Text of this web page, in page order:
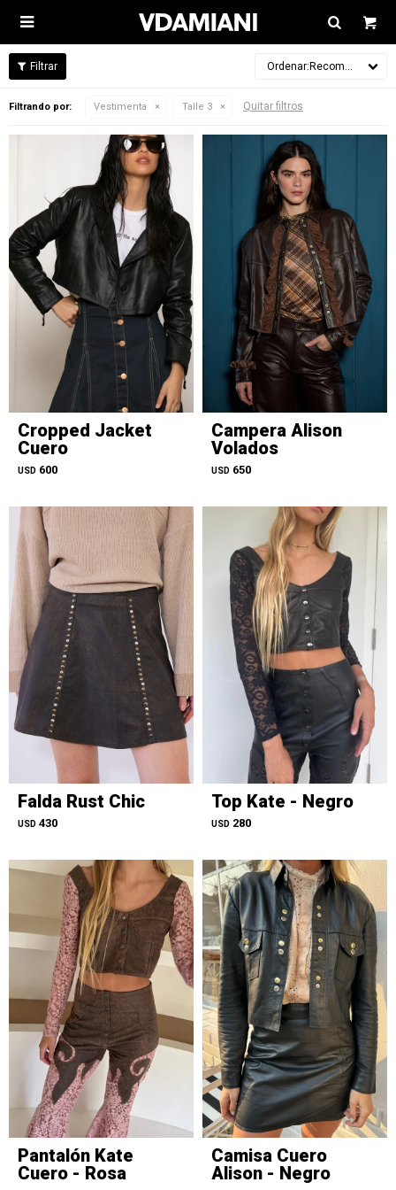

Recomendados
Filtrando por: Vestimenta Talle 3 Quitar filtros
Cropped Jacket
Cuero
USD 600
Campera Alison
Volados
USD 650
Falda Rust Chic
USD 430
Top Kate - Negro
USD 280
Pantalón Kate
Cuero - Rosa
Camisa Cuero
Alison - Negro